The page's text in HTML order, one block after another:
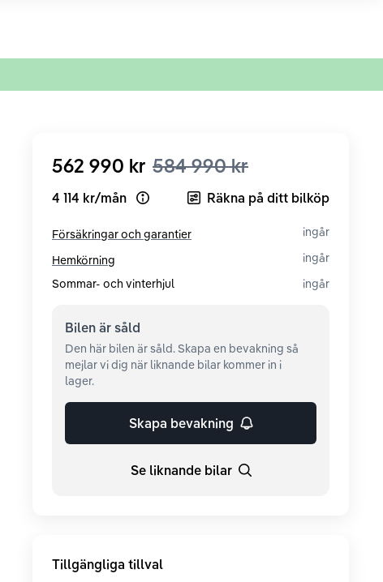
562 990 kr 584 990 kr
4 114 kr/mån Open loan exampleRäkna på ditt bilköp
Försäkringar och garantier
ingår
Hemkörning
ingår
Sommar- och vinterhjul
ingår
Bilen är såld
Den här bilen är såld. Skapa en bevakning så
mejlar vi dig när liknande bilar kommer in i
lager.
Skapa bevakning
Se liknande bilar
Tillgängliga tillval